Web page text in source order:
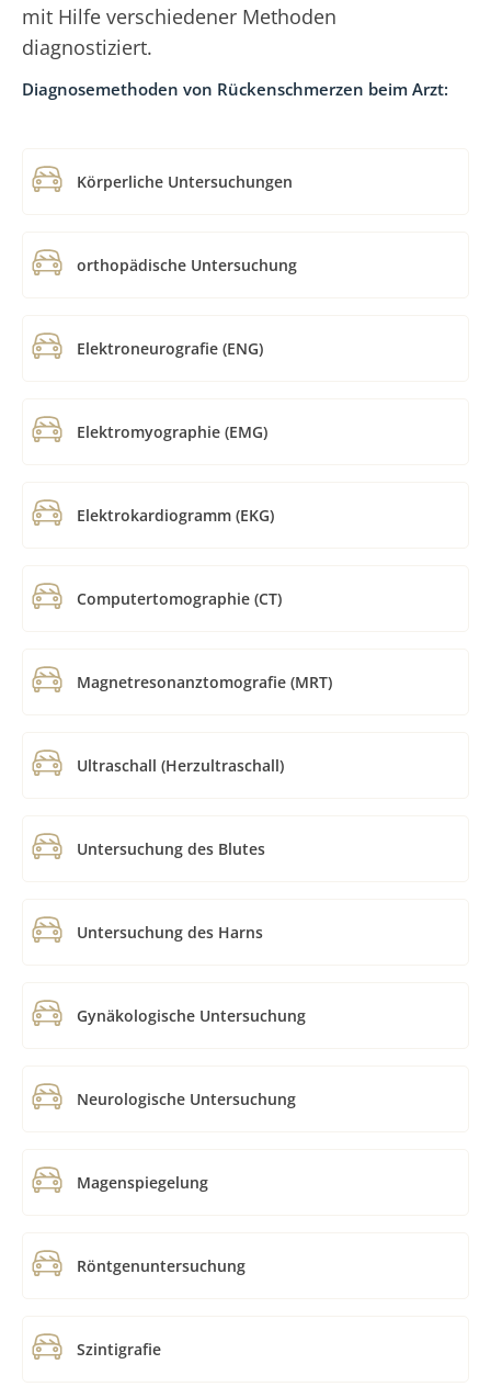
mit Hilfe verschiedener Methoden
diagnostiziert.
Diagnosemethoden von Rückenschmerzen beim Arzt:
Körperliche Untersuchungen
orthopädische Untersuchung
Elektroneurografie (ENG)
Elektromyographie (EMG)
Elektrokardiogramm (EKG)
Computertomographie (CT)
Magnetresonanztomografie (MRT)
Ultraschall (Herzultraschall)
Untersuchung des Blutes
Untersuchung des Harns
Gynäkologische Untersuchung
Neurologische Untersuchung
Magenspiegelung
Röntgenuntersuchung
Szintigrafie